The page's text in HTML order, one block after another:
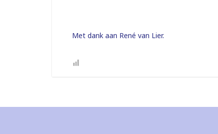
Met dank aan René van Lier.